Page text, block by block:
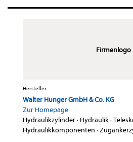
Firmenlogo
Hersteller
Walter Hunger GmbH & Co. KG
Zur Homepage
Hydraulikzylinder· Hydraulik·
Hydraulikkomponenten ·